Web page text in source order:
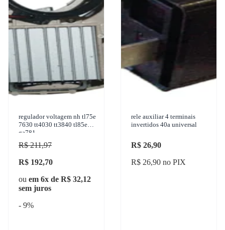
regulador voltagem nh tl75e
7630 tt4030 tt3840 tl85e
ga781
R$ 211,97
R$ 192,70
ou em 6x de R$ 32,12
sem juros
- 9%
rele auxiliar 4 terminais
invertidos 40a universal
R$ 26,90
R$ 26,90 no PIX